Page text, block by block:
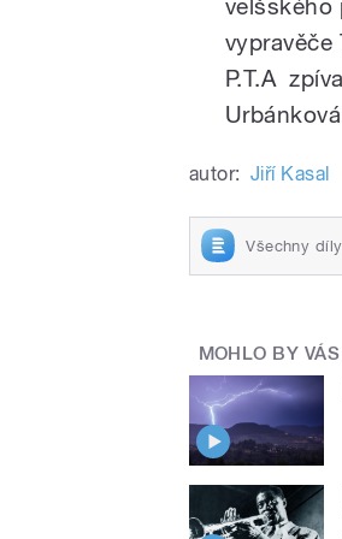
velšského
vypravěče
P.T.A
autor: Jiří Kasal
Všechny
MOHLO BY